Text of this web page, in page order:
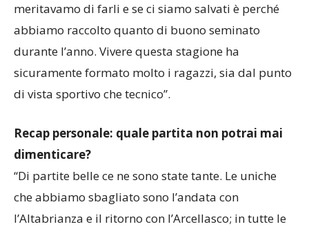
dell’idea che se siamo andati ai playout è perché
meritavamo di farli e se ci siamo salvati è perché
abbiamo raccolto quanto di buono seminato
durante l’anno. Vivere questa stagione ha
sicuramente formato molto i ragazzi, sia dal punto
Recap personale: quale partita non potrai mai
dimenticare?
“Di partite belle ce ne sono state tante. Le uniche
che abbiamo sbagliato sono l’andata con